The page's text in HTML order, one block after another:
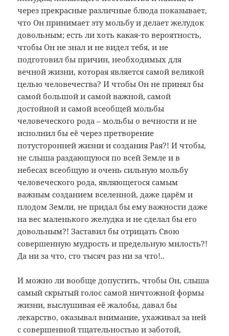
через прекрасные различные блюда показывает,
что Он принимает эту мольбу и делает желудок
довольным; есть ли хоть какая-то вероятность,
чтобы Он не знал и не видел тебя, и не
подготовил бы причин, необходимых для
вечной жизни, которая является самой великой
целью человечества? И чтобы Он не принял бы
самой большой и самой важной, самой
достойной и самой всеобщей мольбы
человеческого рода – мольбы о вечности и не
исполнил бы её через претворение
потусторонней жизни и создания Рая?! И чтобы,
не слыша раздающуюся по всей Земле и в
небесах всеобщую и очень сильную мольбу
человеческого рода, являющегося самым
важным созданием вселенной, даже царём и
плодом Земли, не придал бы ему важности даже
на вес маленького желудка и не сделал бы его
довольным?! Заставил бы отрицать Свою
совершенную мудрость и предельную милость?!
Да ни за что, сто тысяч раз ни за что!..
И можно ли вообще допустить, чтобы Он, слыша
самый скрытый голос самой ничтожной формы
жизни, выслушивая её жалобы, давал бы
лекарство, оказывал внимание, ухаживал за ней
с совершенной тщательностью и заботой,